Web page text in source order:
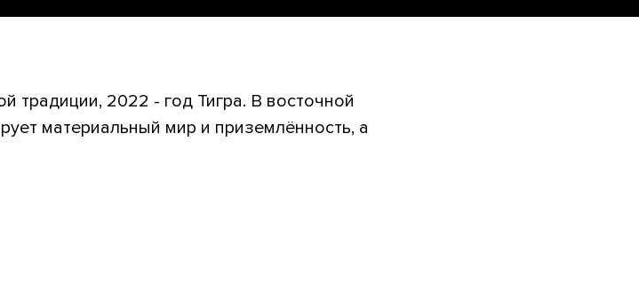
традиции, 2022 - год Тигра. В восточной
материальный мир и приземлённость, а